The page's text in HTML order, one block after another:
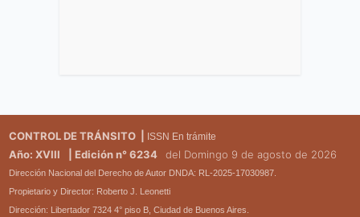
CONTROL DE TRÁNSITO | ISSN En trámite
Año: XVIII | Edición n° 6234 del Domingo 9 de agosto de 2026
Dirección Nacional del Derecho de Autor DNDA: RL-2025-17030987.
Propietario y Director: Roberto J. Leonetti
Dirección: Libertador 7324 4° piso B, Ciudad de Buenos Aires.